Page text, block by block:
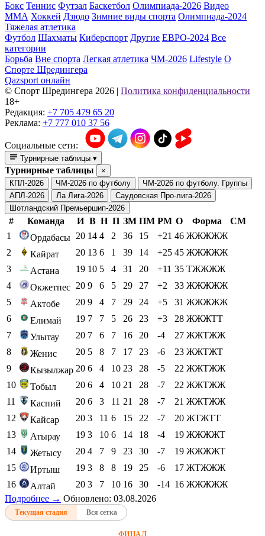
Бокс Теннис Футзал Баскетбол Олимпиада-2026 Видео
ММА Хоккей Дзюдо Зимние виды спорта Олимпиада-2024
Тяжелая атлетика
Футбол Шахматы Киберспорт Другие ЕВРО-2024 Все
категории
Борьба Вне спорта Легкая атлетика ЧМ-2026 Lifestyle О
Спорте Шредингера
Qazsport онлайн
© Cпорт Шредингера 2026 | Политика конфиденциальности
18+
Редакция: +7 705 479 65 20
Реклама: +7 777 010 37 56
Социальные сети:
Турнирные таблицы ▾
Турнирные таблицы
×
КПЛ-2026
ЧМ-2026 по футболу
ЧМ-2026 по футболу. Группы
АПЛ-2026
Ла Лига-2026
Саудовская Про-лига-2026
Шотландский Премьершип-2026
# Команда И В Н П ЗМ ПМ РМ О Форма
СМ
1
Ордабасы 20 14 4 2 36 15 +21 46 ЖЖЖЖЖ
2
Кайрат 20 13 6 1 39 14 +25 45 ЖЖЖЖЖ
3
Астана 19 10 5 4 31 20 +11 35 ТЖЖЖЖ
4
Окжетпес 20 9 6 5 29 27 +2 33 ЖЖЖЖЖ
5
Актобе 20 9 4 7 29 24 +5 31 ЖЖЖЖЖ
6
Елимай 19 7 7 5 26 23 +3 28 ЖЖЖТТ
7
Улытау 20 7 6 7 16 20 -4 27 ЖЖТЖЖ
8
Женис 20 5 8 7 17 23 -6 23 ЖЖТЖТ
9
Кызылжар 20 6 4 10 23 28 -5 22 ЖЖТЖЖ
10
Тобыл 20 6 4 10 21 28 -7 22 ЖЖТЖЖ
11
Каспий 20 6 3 11 21 28 -7 21 ЖЖТЖЖ
12
Кайсар 20 3 11 6 15 22 -7 20 ЖТЖТТ
13
Атырау 19 3 10 6 14 18 -4 19 ЖЖЖЖТ
14
Жетысу 20 4 7 9 23 30 -7 19 ЖЖЖЖТ
15
Иртыш 19 3 8 8 19 25 -6 17 ЖТЖЖЖ
16
Алтай 20 3 7 10 16 30 -14 16 ЖЖЖЖЖ
Подробнее → Обновлено: 03.08.2026
Текущая стадия Вся сетка